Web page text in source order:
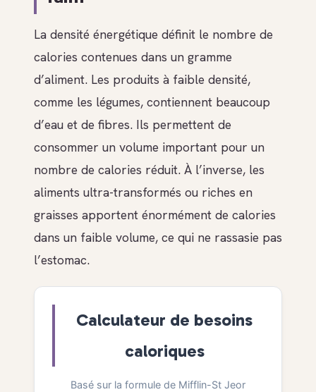
La densité énergétique définit le nombre de
calories contenues dans un gramme
d’aliment. Les produits à faible densité,
comme les légumes, contiennent beaucoup
d’eau et de fibres. Ils permettent de
consommer un volume important pour un
nombre de calories réduit. À l’inverse, les
aliments ultra-transformés ou riches en
graisses apportent énormément de calories
dans un faible volume, ce qui ne rassasie pas
l’estomac.
Calculateur de besoins
caloriques
Basé sur la formule de Mifflin-St Jeor